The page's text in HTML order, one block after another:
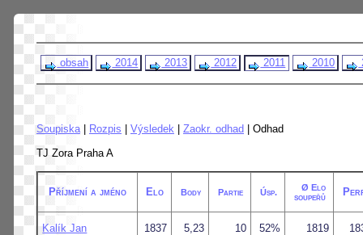
obsah 2014 2013 2012 2011 2010
Soupiska Rozpis Výsledek Zaokr. odhad | Odhad
TJ Zora Praha A
Příjmení a jméno Elo Body Partie Úsp.
Ø Elo
soupeřů
Kalík Jan 1837 5,23 10 52% 1819